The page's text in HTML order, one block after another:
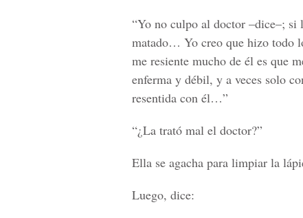
“Yo no culpo al doctor –dice–; si
matado… Yo creo que hizo todo
me resiente mucho de él es que
enferma y débil, y a veces solo
resentida con él…”
“¿La trató mal el doctor?”
Ella se agacha para limpiar la
Luego, dice: